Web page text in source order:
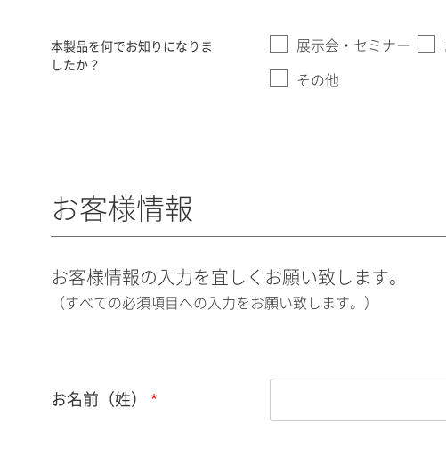
本製品を何でお知りになりま
したか？
展示会・セミナー
その他
お客様情報
お客様情報の入力を宜しくお願い致します。
（すべての必須項目への入力をお願い致します。）
お名前（姓）